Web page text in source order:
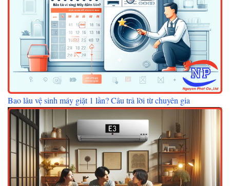
Bao lâu vệ sinh máy giặt 1 lần? Câu trả lời từ chuyên gia